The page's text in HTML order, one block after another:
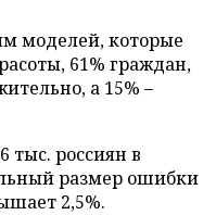
моделей, которые
61% граждан,
а 15% –
тыс. россиян в
размер ошибки
2,5%.